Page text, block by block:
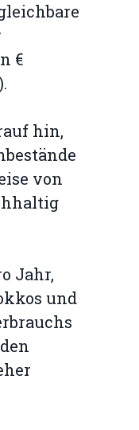
€
hin,
von
Jahr,
und